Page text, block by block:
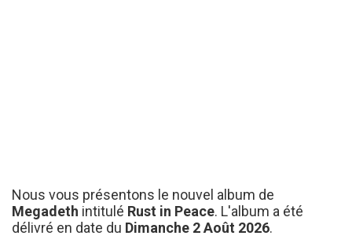
Nous vous présentons le nouvel album de
Megadeth intitulé Rust in Peace. L'album a été
délivré en date du Dimanche 2 Août 2026.